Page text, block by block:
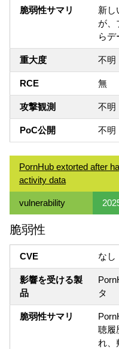
脆弱性サマリ
新し
が、
らデ
重大度 不明
RCE 無
攻撃観測 不明
PoC公開 不明
PornHub extorted after
activity data
vulnerability
脆弱性
CVE なし
影響を受ける製
品
タ
脆弱性サマリ
聴履
れ、